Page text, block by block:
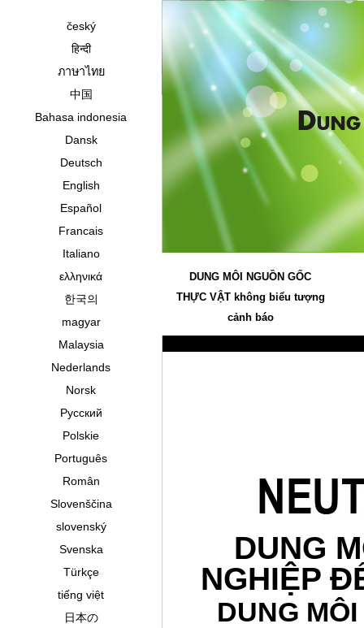
český
हिन्दी
ภาษาไทย
中国
Bahasa indonesia
Dansk
Deutsch
English
Español
Francais
Italiano
ελληνικά
한국의
magyar
Malaysia
Nederlands
Norsk
Pусский
Polskie
Português
Român
Slovenščina
slovenský
Svenska
Türkçe
tiếng việt
日本の
DUNG MÔI NGUỒN GỐC
THỰC VẬT không biểu tượng
cảnh báo
DUNG
NGHIỆP
DUNG